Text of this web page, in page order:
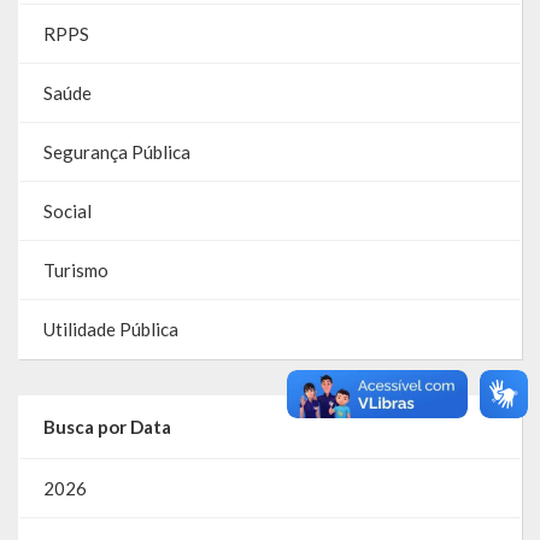
RREO
PPA
LOA
Portal da Transparência
RPPS
Saúde
Segurança Pública
Social
Turismo
Utilidade Pública
Busca por Data
2026